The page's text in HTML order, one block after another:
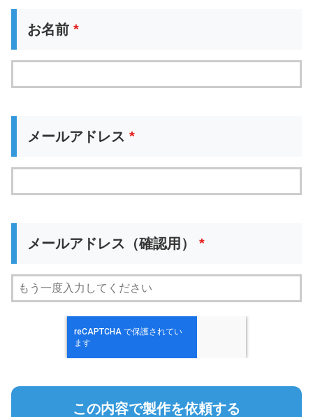
お名前 *
メールアドレス *
メールアドレス（確認用） *
この内容で製作を依頼する